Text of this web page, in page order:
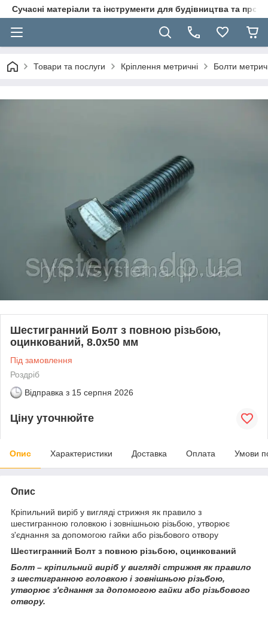
Сучасні матеріали та інструменти для будівництва та
Товари та послуги Кріплення метричні Болти
Шестигранний Болт з повною різьбою,
оцинкований, 8.0х50 мм
Під замовлення
Роздріб
Відправка з 15 серпня 2026
Ціну уточнюйте
Опис Характеристики Доставка Оплата Умови
Опис
Кріпильний виріб у вигляді стрижня як правило з
шестигранною головкою і зовнішньою різьбою, утворює
з'єднання за допомогою гайки або різьбового отвору
Шестигранний Болт з повною різьбою, оцинкований
Болт – кріпильний виріб у вигляді стрижня як правило
з шестигранною головкою і зовнішньою різьбою,
утворює з'єднання за допомогою гайки або різьбового
отвору.